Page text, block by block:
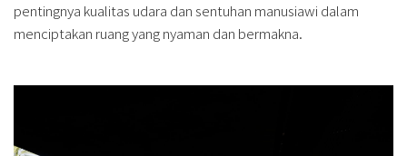
pentingnya kualitas udara dan sentuhan manusiawi dalam
menciptakan ruang yang nyaman dan bermakna.